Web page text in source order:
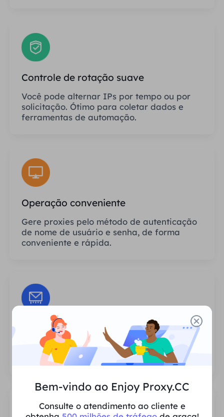
Controle de rotação suave
Você pode alternar IPs por tempo ou por
solicitação. Ótimo para coletar dados e
ferramentas de automação.
Operação conveniente
Gere proxies pelo método de autenticação
de nome de usuário e senha, de forma
conveniente e rápida.
Sessões Ilimitadas
Não há limite para o número de usos ou
frequências de invocação dos proxies.
Bem-vindo ao Enjoy Proxy.CC
Consulte o atendimento ao cliente e